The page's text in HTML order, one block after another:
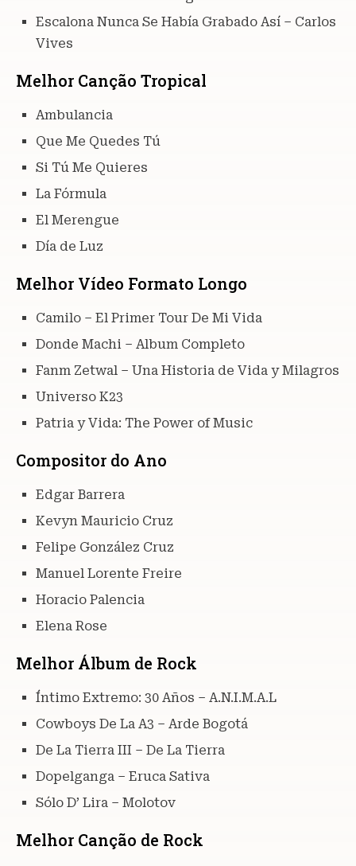
Escalona Nunca Se Había Grabado Así – Carlos
Vives
Melhor Canção Tropical
Ambulancia
Que Me Quedes Tú
Si Tú Me Quieres
La Fórmula
El Merengue
Día de Luz
Melhor Vídeo Formato Longo
Camilo – El Primer Tour De Mi Vida
Donde Machi – Album Completo
Fanm Zetwal – Una Historia de Vida y Milagros
Universo K23
Patria y Vida: The Power of Music
Compositor do Ano
Edgar Barrera
Kevyn Mauricio Cruz
Felipe González Cruz
Manuel Lorente Freire
Horacio Palencia
Elena Rose
Melhor Álbum de Rock
Íntimo Extremo: 30 Años – A.N.I.M.A.L
Cowboys De La A3 – Arde Bogotá
De La Tierra III – De La Tierra
Dopelganga – Eruca Sativa
Sólo D’ Lira – Molotov
Melhor Canção de Rock